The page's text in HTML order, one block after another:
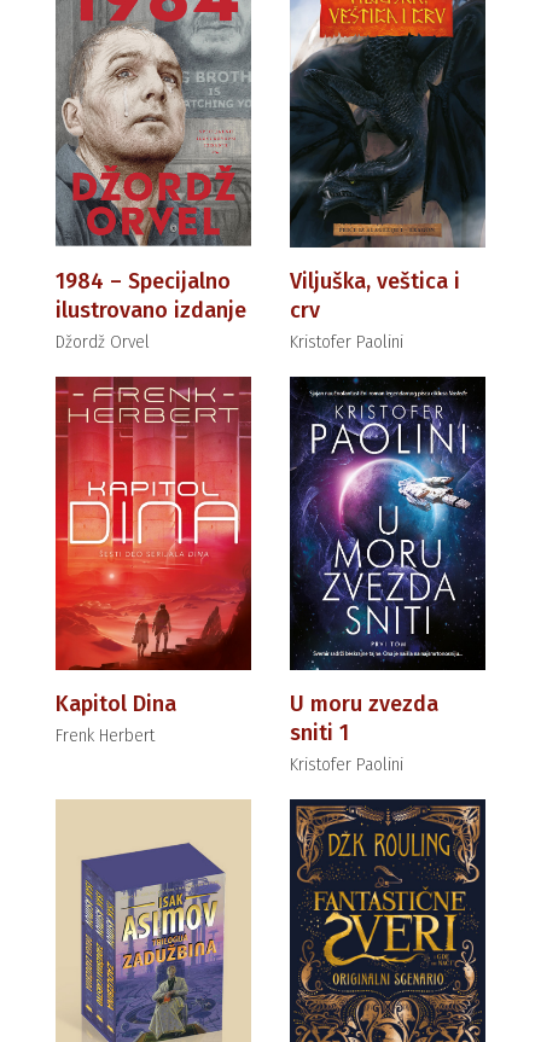
1984 – Specijalno
ilustrovano izdanje
Džordž Orvel
Viljuška, veštica i
crv
Kristofer Paolini
Kapitol Dina
Frenk Herbert
U moru zvezda
sniti 1
Kristofer Paolini